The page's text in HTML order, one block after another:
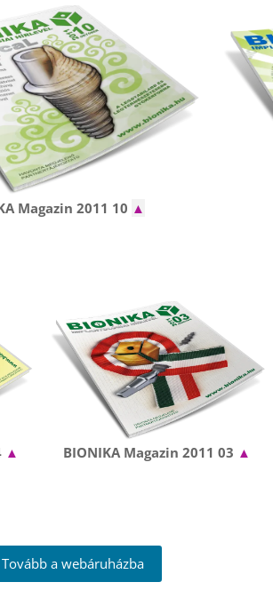
Magazin 2011 10 ▲
▲ BIONIKA Magazin 2011 03 ▲
Tovább a webáruházba